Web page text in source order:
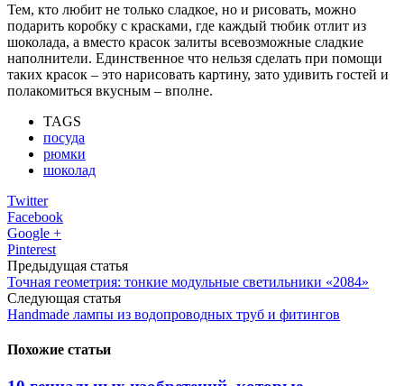
Тем, кто любит не только сладкое, но и рисовать, можно
подарить коробку с красками, где каждый тюбик отлит из
шоколада, а вместо красок залиты всевозможные сладкие
наполнители. Единственное что нельзя сделать при помощи
таких красок – это нарисовать картину, зато удивить гостей и
полакомиться вкусным – вполне.
TAGS
посуда
рюмки
шоколад
Twitter
Facebook
Google +
Pinterest
Предыдущая статья
Точная геометрия: тонкие модульные светильники «2084»
Следующая статья
Handmade лампы из водопроводных труб и фитингов
Похожие статьи